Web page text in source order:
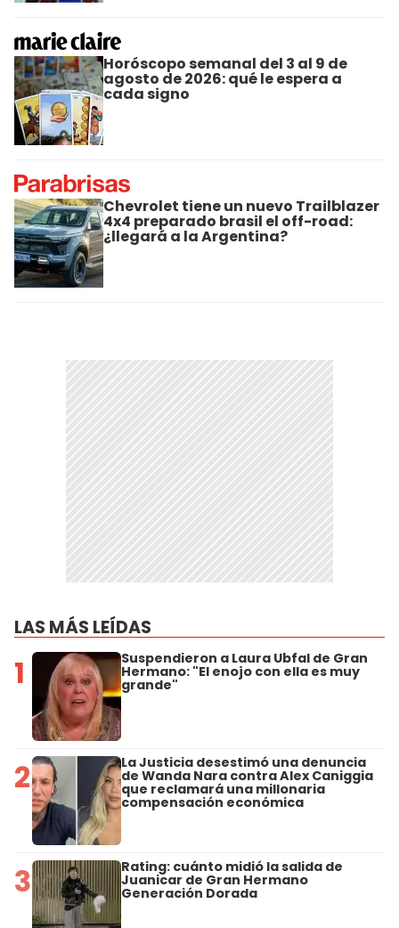
Horóscopo semanal del 3 al 9 de
agosto de 2026: qué le espera a
cada signo
Chevrolet tiene un nuevo Trailblazer
4x4 preparado brasil el off-road:
¿llegará a la Argentina?
LAS MÁS LEÍDAS
1 Suspendieron a Laura Ubfal de Gran
Hermano: "El enojo con ella es muy
grande"
2 La Justicia desestimó una denuncia
de Wanda Nara contra Alex Caniggia
que reclamará una millonaria
compensación económica
3 Rating: cuánto midió la salida de
Juanicar de Gran Hermano
Generación Dorada